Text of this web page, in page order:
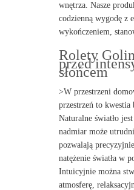
wnętrza. Nasze
codzienną wygodę z
wykończeniem,
Rolety
przed
słońcem
>W przestrzeni
przestrzeń to kwestia
Naturalne światło
nadmiar może
pozwalają
natężenie światła w
Intuicyjnie można
atmosferę,